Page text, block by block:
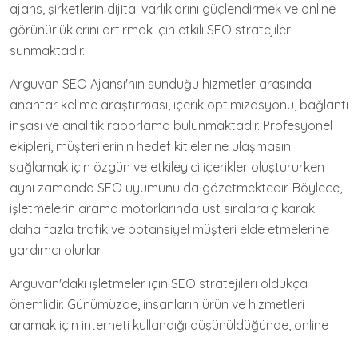
ajans, şirketlerin dijital varlıklarını güçlendirmek ve online
görünürlüklerini artırmak için etkili SEO stratejileri
sunmaktadır.
Arguvan SEO Ajansı'nın sunduğu hizmetler arasında
anahtar kelime araştırması, içerik optimizasyonu, bağlantı
inşası ve analitik raporlama bulunmaktadır. Profesyonel
ekipleri, müşterilerinin hedef kitlelerine ulaşmasını
sağlamak için özgün ve etkileyici içerikler oluştururken
aynı zamanda SEO uyumunu da gözetmektedir. Böylece,
işletmelerin arama motorlarında üst sıralara çıkarak
daha fazla trafik ve potansiyel müşteri elde etmelerine
yardımcı olurlar.
Arguvan'daki işletmeler için SEO stratejileri oldukça
önemlidir. Günümüzde, insanların ürün ve hizmetleri
aramak için interneti kullandığı düşünüldüğünde, online